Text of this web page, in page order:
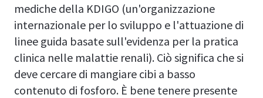
mediche della KDIGO (un'organizzazione
internazionale per lo sviluppo e l'attuazione di
linee guida basate sull'evidenza per la pratica
clinica nelle malattie renali). Ciò significa che si
deve cercare di mangiare cibi a basso
contenuto di fosforo. È bene tenere presente